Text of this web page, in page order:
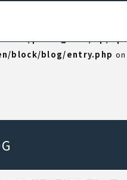
in
public_html/wp/wp-
block/blog/entry.php on